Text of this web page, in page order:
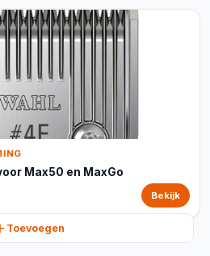
Max50 en MaxGo
Bekijk
Toevoegen